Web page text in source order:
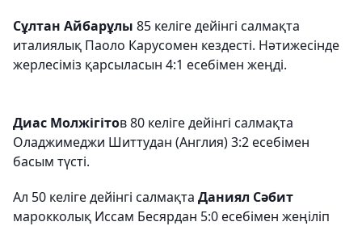
Сұлтан Айбарұлы 85 келіге дейінгі салмақта
италиялық Паоло Карусомен кездесті. Нәтижесінде
жерлесіміз қарсыласын 4:1 есебімен жеңді.
Диас Молжігітов 80 келіге дейінгі салмақта
Оладжимеджи Шиттудан (Англия) 3:2 есебімен
басым түсті.
Ал 50 келіге дейінгі салмақта Даниял Сәбит
марокколық Иссам Бесярдан 5:0 есебімен жеңіліп